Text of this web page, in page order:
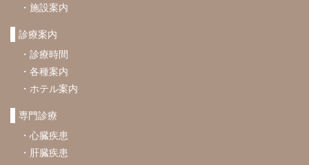
施設案内
診療案内
診療時間
各種案内
ホテル案内
専門診療
心臓疾患
肝臓疾患